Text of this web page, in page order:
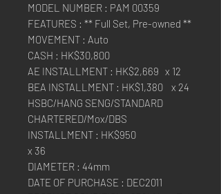
MODEL NUMBER : PAM 00359
FEATURES : ** Full Set, Pre-owned **
MOVEMENT : Auto
CASH : HK$30,800
AE INSTALLMENT : HK$2,669 x 12
BEA INSTALLMENT : HK$1,380 x 24
HSBC/HANG SENG/STANDARD
CHARTERED/Mox/DBS
INSTALLMENT : HK$950
x 36
DIAMETER : 44mm
DATE OF PURCHASE : DEC2011